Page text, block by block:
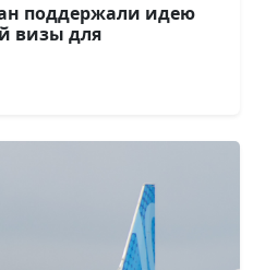
поддержали идею
визы для